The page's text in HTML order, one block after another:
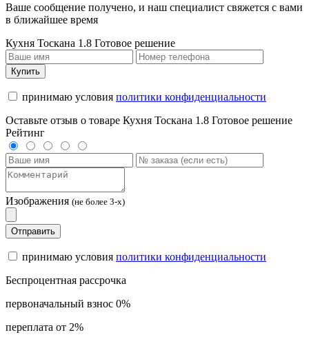
Ваше сообщение получено, и наш специалист свяжется с вами
в ближайшее время
Кухня Тоскана 1.8 Готовое решение
Купить
принимаю условия политики конфиденциальности
Оставьте отзыв о товаре Кухня Тоскана 1.8 Готовое решение
Рейтинг
Изображения (не более 3-х)
Отправить
принимаю условия политики конфиденциальности
Беспроцентная рассрочка
первоначальный взнос 0%
переплата от 2%